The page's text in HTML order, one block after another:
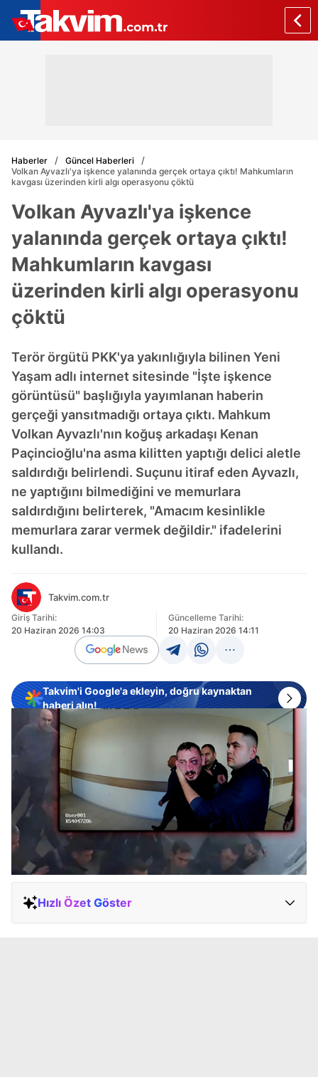
Haberler
Güncel Haberleri
Volkan Ayvazlı'ya işkence yalanında gerçek ortaya çıktı! Mahkumların
kavgası üzerinden kirli algı operasyonu çöktü
Volkan Ayvazlı'ya işkence
yalanında gerçek ortaya çıktı!
Mahkumların kavgası
üzerinden kirli algı operasyonu
çöktü
Terör örgütü PKK'ya yakınlığıyla bilinen Yeni
Yaşam adlı internet sitesinde "İşte işkence
görüntüsü" başlığıyla yayımlanan haberin
gerçeği yansıtmadığı ortaya çıktı. Mahkum
Volkan Ayvazlı'nın koğuş arkadaşı Kenan
Paçincioğlu'na asma kilitten yaptığı delici aletle
saldırdığı belirlendi. Suçunu itiraf eden Ayvazlı,
ne yaptığını bilmediğini ve memurlara
saldırdığını belirterek, "Amacım kesinlikle
memurlara zarar vermek değildir." ifadelerini
kullandı.
Takvim.com.tr
Giriş Tarihi:
20 Haziran 2026 14:03
Güncelleme Tarihi:
20 Haziran 2026 14:11
Takvim'i Google'a ekleyin, doğru kaynaktan
haberi alın!
Hızlı Özet Göster